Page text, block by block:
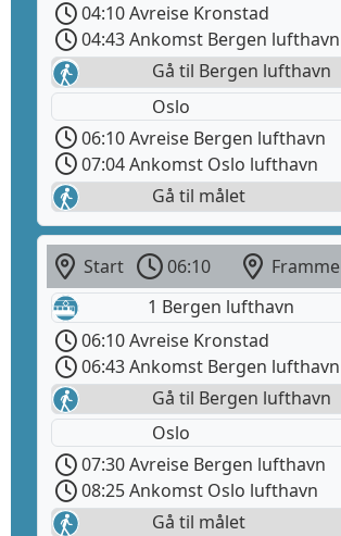
04:10 Avreise Kronstad
04:43 Ankomst Bergen lufthavn
Gå til Bergen lufthavn
Oslo
06:10 Avreise Bergen lufthavn
07:04 Ankomst Oslo lufthavn
Gå til målet
Start 06:10 Framme
1 Bergen lufthavn
06:10 Avreise Kronstad
06:43 Ankomst Bergen lufthavn
Gå til Bergen lufthavn
Oslo
07:30 Avreise Bergen lufthavn
08:25 Ankomst Oslo lufthavn
Gå til målet